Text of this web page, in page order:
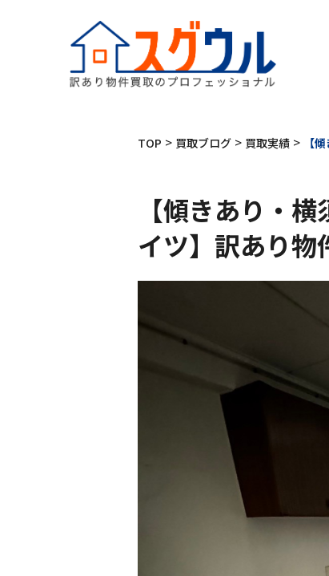
TOP > 買取ブログ > 買取実績 > 【
【傾きあり・
イツ】訳あり物